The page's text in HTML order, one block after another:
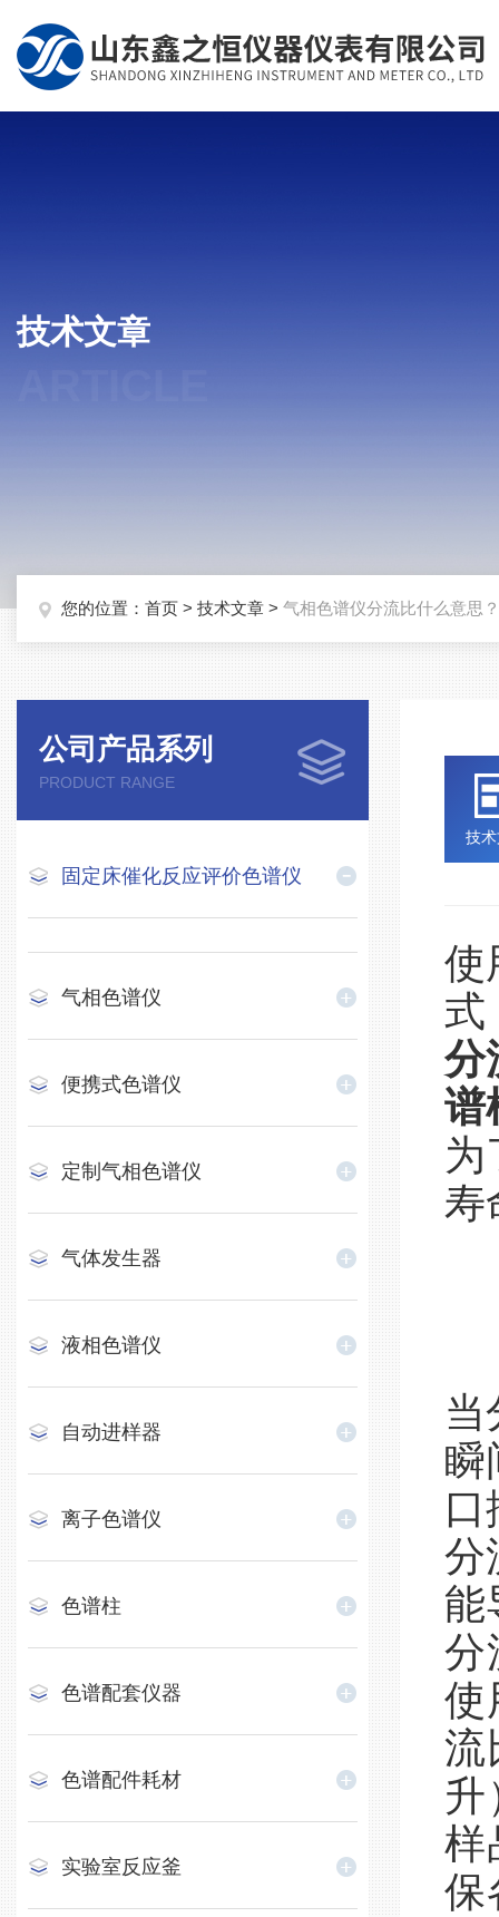
技术文章
您的位置： 首页 > 技术文章 > 气相色谱仪分流比什么意思
公司产品系列
PRODUCT RANGE
固定床催化反应评价色谱仪
气相色谱仪
便携式色谱仪
定制气相色谱仪
气体发生器
液相色谱仪
自动进样器
离子色谱仪
色谱柱
色谱配套仪器
色谱配件耗材
实验室反应釜
技
使
式
分
谱
为
寿
当
瞬
口
分
能
分
使
流
升
样
保